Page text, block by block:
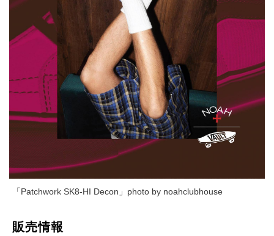
「Patchwork SK8-HI Decon」photo by noahclubhouse
販売情報